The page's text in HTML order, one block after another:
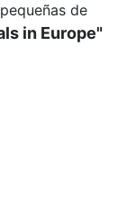
de
in Europe"